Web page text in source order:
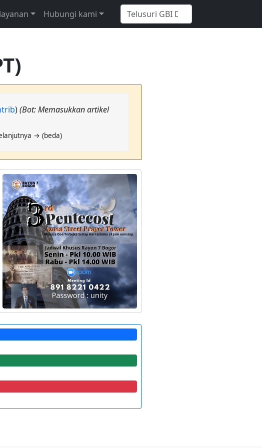
Hubungi kami
)(Bot: Memasukkan artikel
→ (beda)